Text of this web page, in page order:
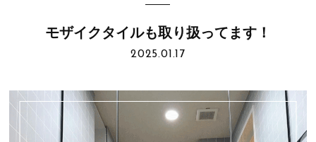
モザイクタイルも取り扱ってます！
2025.01.17